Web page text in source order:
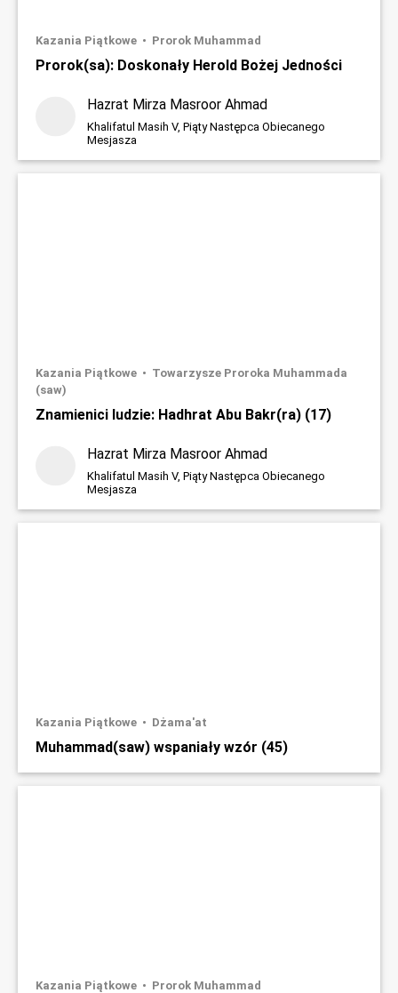
Kazania Piątkowe Prorok Muhammad
Prorok(sa): Doskonały Herold Bożej Jedności
Hazrat Mirza Masroor Ahmad
Khalifatul Masih V, Piąty Następca Obiecanego
Mesjasza
Kazania Piątkowe
Towarzysze Proroka Muhammada
(saw)
Znamienici ludzie: Hadhrat Abu Bakr(ra) (17)
Hazrat Mirza Masroor Ahmad
Khalifatul Masih V, Piąty Następca Obiecanego
Mesjasza
Kazania Piątkowe Dżama'at
Muhammad(saw) wspaniały wzór (45)
Kazania Piątkowe Prorok Muhammad